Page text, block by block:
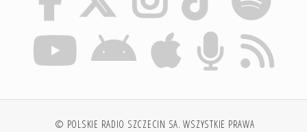
© POLSKIE RADIO SZCZECIN SA. WSZYSTKIE PRAWA